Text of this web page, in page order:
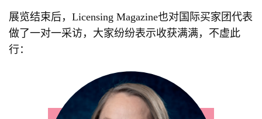
展览结束后，Licensing Magazine也对国际买家团代表
做了一对一采访，大家纷纷表示收获满满，不虚此
行：